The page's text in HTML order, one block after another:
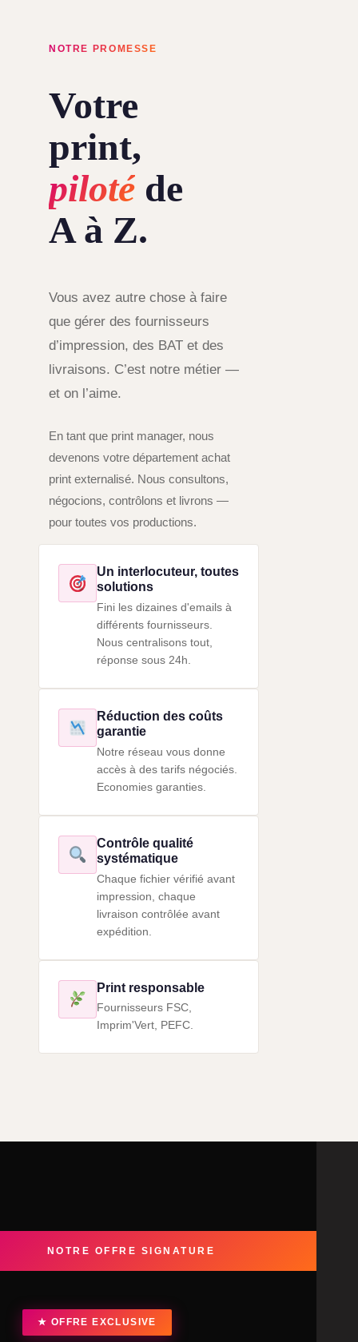
NOTRE PROMESSE
Votre
print,
piloté de
A à Z.
Vous avez autre chose à faire
que gérer des fournisseurs
d’impression, des BAT et des
livraisons. C’est notre métier —
et on l’aime.
En tant que print manager, nous
devenons votre département achat
print externalisé. Nous consultons,
négocions, contrôlons et livrons —
pour toutes vos productions.
Un interlocuteur, toutes
solutions
Fini les dizaines d'emails à
différents fournisseurs.
Nous centralisons tout,
réponse sous 24h.
Réduction des coûts
garantie
Notre réseau vous donne
accès à des tarifs négociés.
Economies garanties.
Contrôle qualité
systématique
Chaque fichier vérifié avant
impression, chaque
livraison contrôlée avant
expédition.
Print responsable
Fournisseurs FSC,
Imprim'Vert, PEFC.
NOTRE OFFRE SIGNATURE
★ OFFRE EXCLUSIVE